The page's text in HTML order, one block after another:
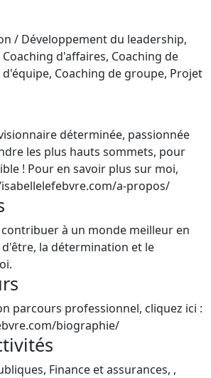
/ Développement du leadership,
d'affaires, Coaching de
Coaching de groupe, Projet
déterminée, passionnée
les plus hauts sommets, pour
! Pour en savoir plus sur moi,
a-propos/
à un monde meilleur en
la détermination et le
parcours professionnel, cliquez ici :
biographie/
Finance et assurances, ,